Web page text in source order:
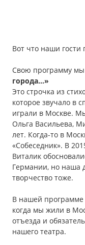
Вот что наши гости
Свою программу мы
города…»
Это строчка из
которое звучало в
играли в Москве.
Ольга Васильева,
лет. Когда-то в
«Собеседник». В
Виталик
Германии, но наша
творчество тоже.
В нашей
когда мы жили в
отъезда и
нашего театра.